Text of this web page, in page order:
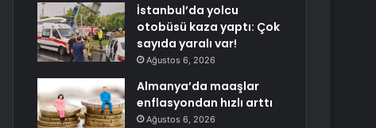
İstanbul’da yolcu
otobüsü kaza yaptı: Çok
sayıda yaralı var!
Ağustos 6, 2026
Almanya’da maaşlar
enflasyondan hızlı arttı
Ağustos 6, 2026